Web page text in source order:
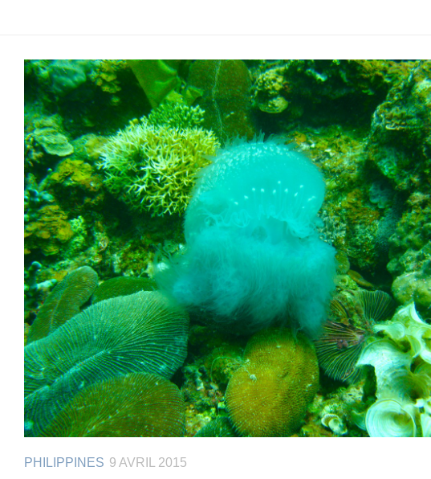
PHILIPPINES 9 AVRIL 2015